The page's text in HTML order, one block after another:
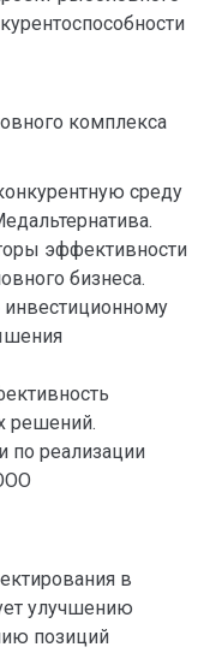
комплекса
среду
эффективности
бизнеса.
инвестиционному
решений.
по реализации
в
улучшению
позиций